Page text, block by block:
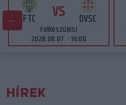
FTC VS DVSC
Felkészülési
2026.08.07. - 16:00
HÍREK